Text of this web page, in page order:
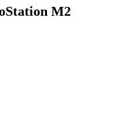
M2